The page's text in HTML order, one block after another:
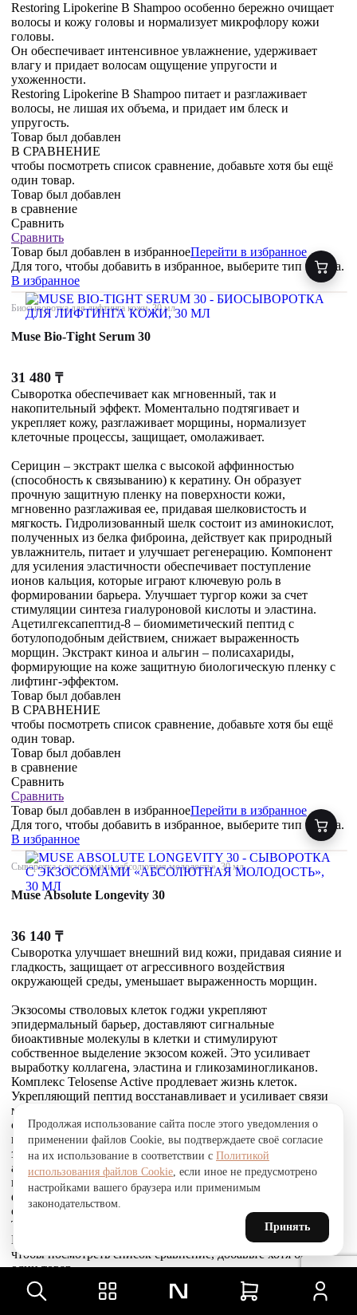
Restoring Lipokerine B Shampoo особенно бережно очищает
волосы и кожу головы и нормализует микрофлору кожи
головы.
Он обеспечивает интенсивное увлажнение, удерживает
влагу и придает волосам ощущение упругости и
ухоженности.
Restoring Lipokerine B Shampoo питает и разглаживает
волосы, не лишая их объема, и придает им блеск и
упругость.
Товар был добавлен
В СРАВНЕНИЕ
чтобы посмотреть список сравнение, добавьте хотя бы ещё
один товар.
Товар был добавлен
в сравнение
Сравнить
Сравнить
Товар был добавлен в избранноеПерейти в избранное
Для того, чтобы добавить в избранное, выберите тип товара.
В избранное
Биосыворотка для лифтинга кожи, 30 мл
Muse Bio-Tight Serum 30
31 480 ₸
Сыворотка обеспечивает как мгновенный, так и
накопительный эффект. Моментально подтягивает и
укрепляет кожу, разглаживает морщины, нормализует
клеточные процессы, защищает, омолаживает.
Серицин – экстракт шелка с высокой аффинностью
(способность к связыванию) к кератину. Он образует
прочную защитную пленку на поверхности кожи,
мгновенно разглаживая ее, придавая шелковистость и
мягкость. Гидролизованный шелк состоит из аминокислот,
полученных из белка фиброина, действует как природный
увлажнитель, питает и улучшает регенерацию. Компонент
для усиления эластичности обеспечивает поступление
ионов кальция, которые играют ключевую роль в
формировании барьера. Улучшает тургор кожи за счет
стимуляции синтеза гиалуроновой кислоты и эластина.
Ацетилгексапептид-8 – биомиметический пептид с
ботулоподобным действием, снижает выраженность
морщин. Экстракт киноа и альгин – полисахариды,
формирующие на коже защитную биологическую пленку с
лифтинг-эффектом.
Товар был добавлен
В СРАВНЕНИЕ
чтобы посмотреть список сравнение, добавьте хотя бы ещё
один товар.
Товар был добавлен
в сравнение
Сравнить
Сравнить
Товар был добавлен в избранноеПерейти в избранное
Для того, чтобы добавить в избранное, выберите тип товара.
В избранное
Сыворотка с экзосомами «абсолютная молодость», 30 мл
Muse Absolute Longevity 30
36 140 ₸
Сыворотка улучшает внешний вид кожи, придавая сияние и
гладкость, защищает от агрессивного воздействия
окружающей среды, уменьшает выраженность морщин.
Экзосомы стволовых клеток годжи укрепляют
эпидермальный барьер, доставляют сигнальные
биоактивные молекулы в клетки и стимулируют
собственное выделение экзосом кожей. Это усиливает
выработку коллагена, эластина и гликозаминогликанов.
Комплекс Telosense Active продлевает жизнь клеток.
Укрепляющий пептид восстанавливает и усиливает связи
между фибробластами и внеклеточным матриксом,
стимулирует выработку коллагена I и VI типов, обеспечивая
прочное соединение эпидермиса и дермы, что приводит к
заметному сокращению морщин. Стволовые клетки
альпийской розы защищают, поддерживают и
восстанавливают устойчивость кожи к агрессивным
факторам окружающей среды и преждевременному
старению, улучшают барьерные свойства.
Товар был добавлен
В СРАВНЕНИЕ
чтобы посмотреть список сравнение, добавьте хотя бы ещё
один товар.
Товар был добавлен
в сравнение
Продолжая использование сайта после этого уведомления о
применении файлов Cookie, вы подтверждаете своё согласие
на их использование в соответствии с Политикой
использования файлов Cookie, если иное не предусмотрено
настройками вашего браузера или применимым
законодательством.
Принять